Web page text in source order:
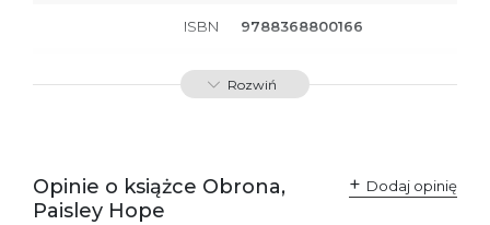
ISBN 9788368800166
SKU: K801120
Polska
kontakt@wydajenamsie.pl
Rozwiń
Opinie o książce Obrona,
Paisley Hope
Dodaj opinię